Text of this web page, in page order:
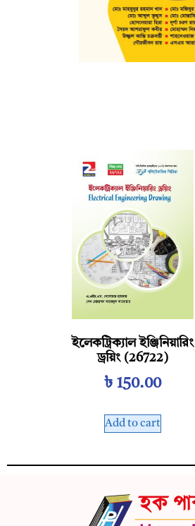
ইলেকট্রিক্যাল ইঞ্জিনিয়ারিং
ড্রয়িং (26722)
৳150.00
Add to cart